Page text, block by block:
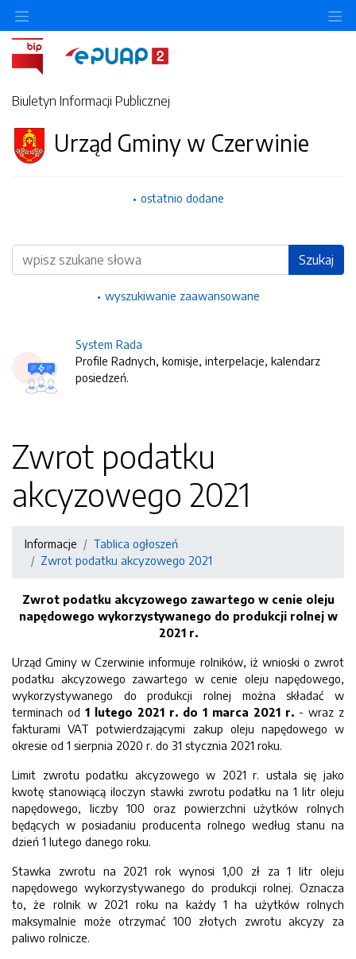
Biuletyn Informacji Publicznej
Urząd Gminy w Czerwinie
ostatnio dodane
Wyszukiwarka Szukaj
wyszukiwanie zaawansowane
System Rada
Profile Radnych, komisje, interpelacje, kalendarz
posiedzeń.
Zwrot podatku
akcyzowego 2021
Informacje
Tablica ogłoszeń
Zwrot podatku akcyzowego 2021
Zwrot podatku akcyzowego zawartego w cenie oleju
napędowego wykorzystywanego do produkcji rolnej w
2021 r.
Urząd Gminy w Czerwinie informuje rolników, iż wnioski o zwrot
podatku akcyzowego zawartego w cenie oleju napędowego,
wykorzystywanego do produkcji rolnej można składać w
terminach od 1 lutego 2021 r. do 1 marca 2021 r. - wraz z
fakturami VAT potwierdzającymi zakup oleju napędowego w
okresie od 1 sierpnia 2020 r. do 31 stycznia 2021 roku.
Limit zwrotu podatku akcyzowego w 2021 r. ustala się jako
kwotę stanowiącą iloczyn stawki zwrotu podatku na 1 litr oleju
napędowego, liczby 100 oraz powierzchni użytków rolnych
będących w posiadaniu producenta rolnego według stanu na
dzień 1 lutego danego roku.
Stawka zwrotu na 2021 rok wynosi 1,00 zł za 1 litr oleju
napędowego wykorzystywanego do produkcji rolnej. Oznacza
to, że rolnik w 2021 roku na każdy 1 ha użytków rolnych
maksymalnie może otrzymać 100 złotych zwrotu akcyzy za
paliwo rolnicze.